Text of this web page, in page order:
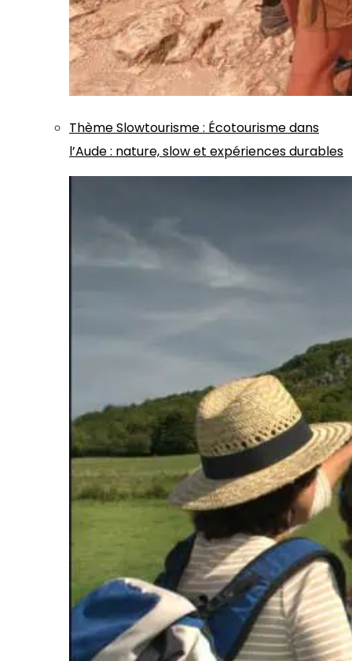
ThèmeSlowtourisme: Écotourisme dans
l’Aude : nature, slow et expériences durables